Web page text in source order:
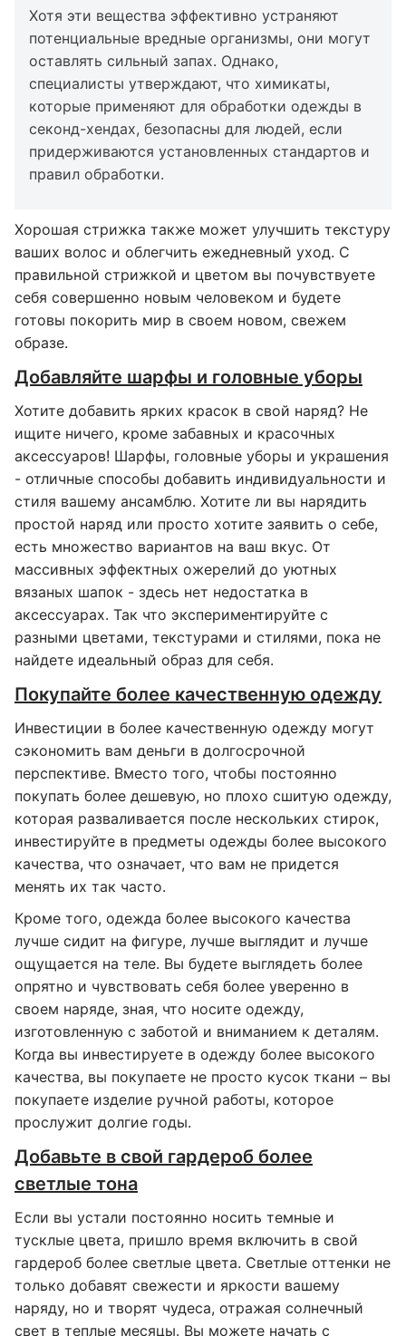
Хотя эти вещества эффективно устраняют
потенциальные вредные организмы, они могут
оставлять сильный запах. Однако,
специалисты утверждают, что химикаты,
которые применяют для обработки одежды в
секонд-хендах, безопасны для людей, если
придерживаются установленных стандартов и
правил обработки.
Хорошая стрижка также может улучшить текстуру
ваших волос и облегчить ежедневный уход. С
правильной стрижкой и цветом вы почувствуете
себя совершенно новым человеком и будете
готовы покорить мир в своем новом, свежем
образе.
Добавляйте шарфы и головные уборы
Хотите добавить ярких красок в свой наряд? Не
ищите ничего, кроме забавных и красочных
аксессуаров! Шарфы, головные уборы и украшения
- отличные способы добавить индивидуальности и
стиля вашему ансамблю. Хотите ли вы нарядить
простой наряд или просто хотите заявить о себе,
есть множество вариантов на ваш вкус. От
массивных эффектных ожерелий до уютных
вязаных шапок - здесь нет недостатка в
аксессуарах. Так что экспериментируйте с
разными цветами, текстурами и стилями, пока не
найдете идеальный образ для себя.
Покупайте более качественную одежду
Инвестиции в более качественную одежду могут
сэкономить вам деньги в долгосрочной
перспективе. Вместо того, чтобы постоянно
покупать более дешевую, но плохо сшитую одежду,
которая разваливается после нескольких стирок,
инвестируйте в предметы одежды более высокого
качества, что означает, что вам не придется
менять их так часто.
Кроме того, одежда более высокого качества
лучше сидит на фигуре, лучше выглядит и лучше
ощущается на теле. Вы будете выглядеть более
опрятно и чувствовать себя более уверенно в
своем наряде, зная, что носите одежду,
изготовленную с заботой и вниманием к деталям.
Когда вы инвестируете в одежду более высокого
качества, вы покупаете не просто кусок ткани – вы
покупаете изделие ручной работы, которое
прослужит долгие годы.
Добавьте в свой гардероб более
светлые тона
Если вы устали постоянно носить темные и
тусклые цвета, пришло время включить в свой
гардероб более светлые цвета. Светлые оттенки не
только добавят свежести и яркости вашему
наряду, но и творят чудеса, отражая солнечный
свет в теплые месяцы. Вы можете начать с